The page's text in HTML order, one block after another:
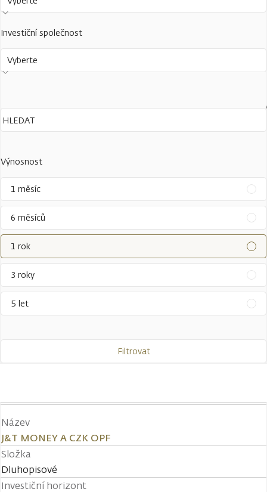
Investiční společnost
Vyberte
Výnosnost
1 měsíc
6 měsíců
1 rok
3 roky
5 let
Filtrovat
Název
J&T MONEY A CZK OPF
Složka
Dluhopisové
Investiční horizont